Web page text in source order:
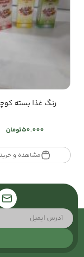
رنگ غذا بسته
تومان50.000
مشاهده و